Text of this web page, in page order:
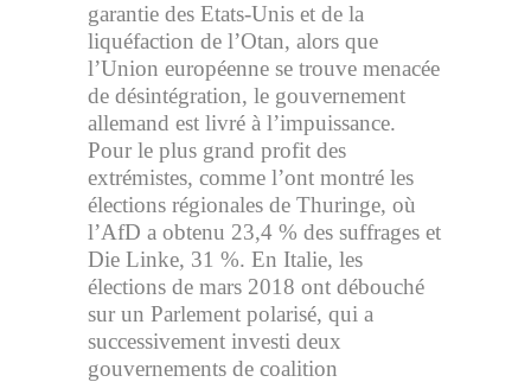
garantie des Etats-Unis et de la
liquéfaction de l’Otan, alors que
l’Union européenne se trouve menacée
de désintégration, le gouvernement
allemand est livré à l’impuissance.
Pour le plus grand profit des
extrémistes, comme l’ont montré les
élections régionales de Thuringe, où
l’AfD a obtenu 23,4 % des suffrages et
Die Linke, 31 %. En Italie, les
élections de mars 2018 ont débouché
sur un Parlement polarisé, qui a
successivement investi deux
gouvernements de coalition